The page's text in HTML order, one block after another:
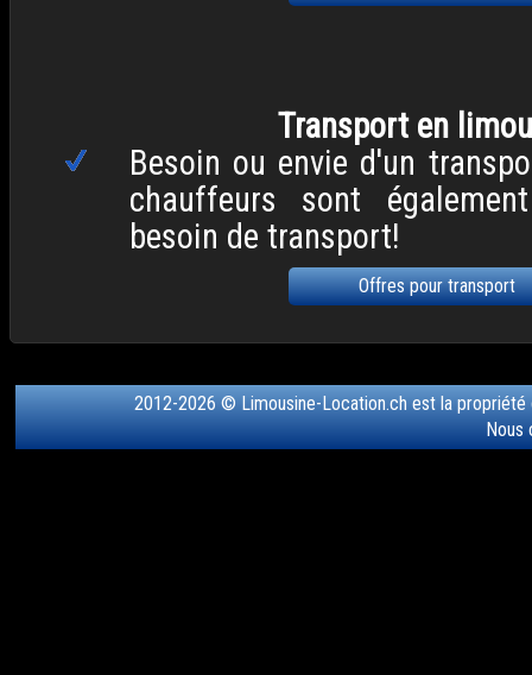
Transport en
Besoin ou envie d'un
chauffeurs sont
besoin de transport!
Offres pour transport
2012-2026 © Limousine-Location.ch est la